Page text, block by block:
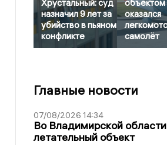
Хрустальный: суд
назначил 9 лет за
убийство в пьяном
конфликте
объектом
оказался
самолёт
Главные новости
07/08/2026 14:34
Во Владимирской
летательный объект